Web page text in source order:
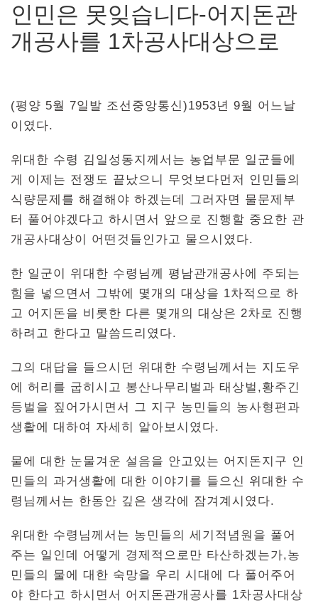
인민은 못잊습니다-어지돈관
개공사를 1차공사대상으로
(평양 5월 7일발 조선중앙통신)1953년 9월 어느날
이였다.
위대한 수령 김일성동지께서는 농업부문 일군들에
게 이제는 전쟁도 끝났으니 무엇보다먼저 인민들의
식량문제를 해결해야 하겠는데 그러자면 물문제부
터 풀어야겠다고 하시면서 앞으로 진행할 중요한 관
개공사대상이 어떤것들인가고 물으시였다.
한 일군이 위대한 수령님께 평남관개공사에 주되는
힘을 넣으면서 그밖에 몇개의 대상을 1차적으로 하
고 어지돈을 비롯한 다른 몇개의 대상은 2차로 진행
하려고 한다고 말씀드리였다.
그의 대답을 들으시던 위대한 수령님께서는 지도우
에 허리를 굽히시고 봉산나무리벌과 태상벌,황주긴
등벌을 짚어가시면서 그 지구 농민들의 농사형편과
생활에 대하여 자세히 알아보시였다.
물에 대한 눈물겨운 설음을 안고있는 어지돈지구 인
민들의 과거생활에 대한 이야기를 들으신 위대한 수
령님께서는 한동안 깊은 생각에 잠겨계시였다.
위대한 수령님께서는 농민들의 세기적념원을 풀어
주는 일인데 어떻게 경제적으로만 타산하겠는가,농
민들의 물에 대한 숙망을 우리 시대에 다 풀어주어
야 한다고 하시면서 어지돈관개공사를 1차공사대상